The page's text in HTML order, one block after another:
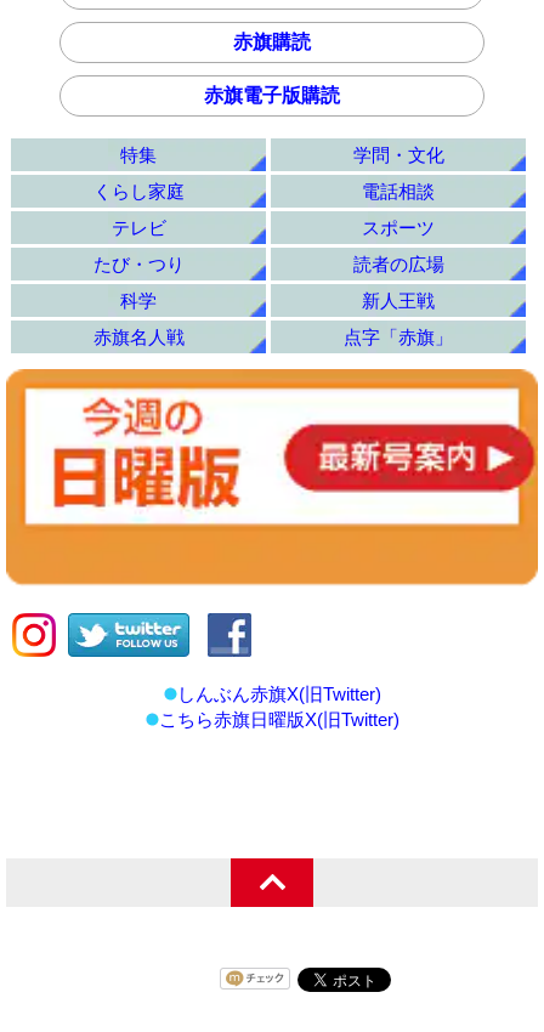
赤旗購読
赤旗電子版購読
特集
学問・文化
くらし家庭
電話相談
テレビ
スポーツ
たび・つり
読者の広場
科学
新人王戦
赤旗名人戦
点字「赤旗」
しんぶん赤旗X(旧Twitter)
こちら赤旗日曜版X(旧Twitter)